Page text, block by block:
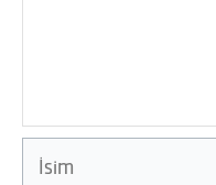
İsim